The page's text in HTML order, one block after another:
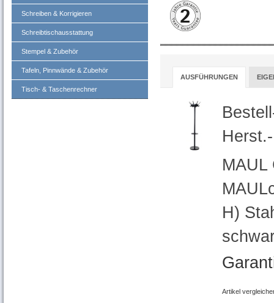
Schreiben & Korrigieren
Schreibtischausstattung
Stempel & Zubehör
Tafeln, Pinnwände & Zubehör
Tisch- & Taschenrechner
AUSFÜHRUNGEN
MAUL
H)
Artikel